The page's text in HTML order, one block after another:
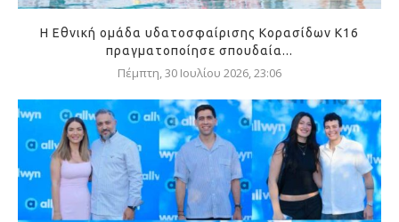
Η Εθνική ομάδα υδατοσφαίρισης Κορασίδων Κ16
πραγματοποίησε σπουδαία...
Πέμπτη, 30 Ιουλίου 2026, 23:06